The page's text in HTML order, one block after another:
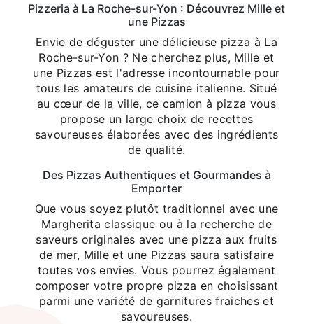
Pizzeria à La Roche-sur-Yon : Découvrez Mille et
une Pizzas
Envie de déguster une délicieuse pizza à La
Roche-sur-Yon ? Ne cherchez plus, Mille et
une Pizzas est l'adresse incontournable pour
tous les amateurs de cuisine italienne. Situé
au cœur de la ville, ce camion à pizza vous
propose un large choix de recettes
savoureuses élaborées avec des ingrédients
de qualité.
Des Pizzas Authentiques et Gourmandes à
Emporter
Que vous soyez plutôt traditionnel avec une
Margherita classique ou à la recherche de
saveurs originales avec une pizza aux fruits
de mer, Mille et une Pizzas saura satisfaire
toutes vos envies. Vous pourrez également
composer votre propre pizza en choisissant
parmi une variété de garnitures fraîches et
savoureuses.